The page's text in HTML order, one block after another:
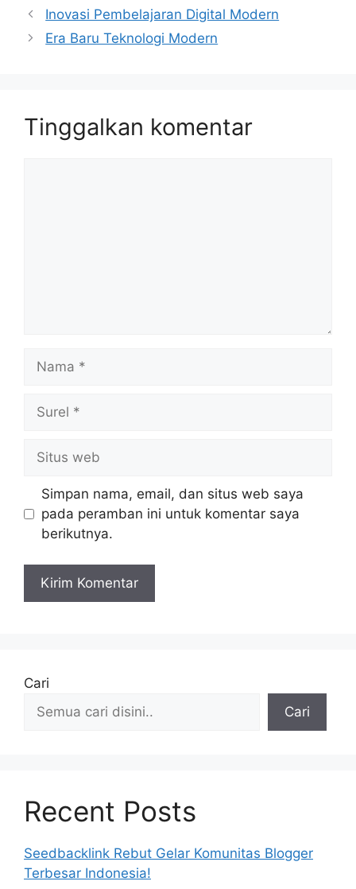
Inovasi Pembelajaran Digital Modern
Era Baru Teknologi Modern
Tinggalkan komentar
Nama
Surel
Situs
web
Simpan nama, email, dan situs web saya
pada peramban ini untuk komentar saya
berikutnya.
Cari
Cari
Recent Posts
Seedbacklink Rebut Gelar Komunitas Blogger
Terbesar Indonesia!